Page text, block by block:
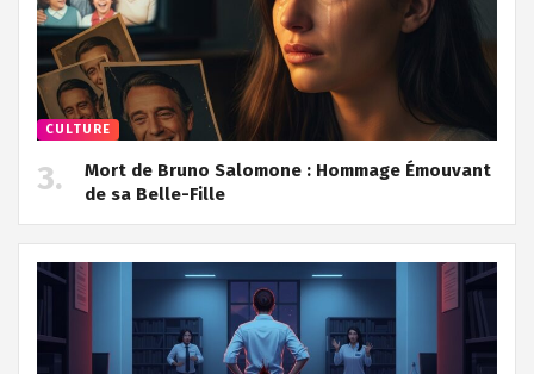
CULTURE
Mort de Bruno Salomone : Hommage Émouvant
de sa Belle-Fille